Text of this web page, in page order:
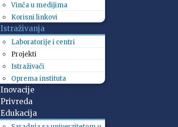
Vinča u medijima
Korisni linkovi
Istraživanja
Laboratorije i centri
Projekti
Istraživači
Oprema instituta
Inovacije
Privreda
Edukacija